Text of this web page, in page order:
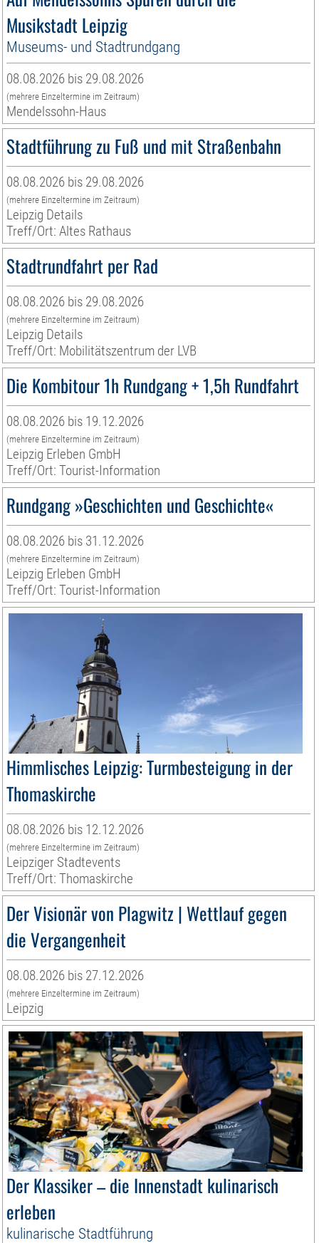
Musikstadt Leipzig
Museums- und Stadtrundgang
08.08.2026 bis 29.08.2026
(mehrere Einzeltermine im Zeitraum)
Mendelssohn-Haus
Stadtführung zu Fuß und mit Straßenbahn
08.08.2026 bis 29.08.2026
(mehrere Einzeltermine im Zeitraum)
Leipzig Details
Treff/Ort: Altes Rathaus
Stadtrundfahrt per Rad
08.08.2026 bis 29.08.2026
(mehrere Einzeltermine im Zeitraum)
Leipzig Details
Treff/Ort: Mobilitätszentrum der LVB
Die Kombitour 1h Rundgang + 1,5h Rundfahrt
08.08.2026 bis 19.12.2026
(mehrere Einzeltermine im Zeitraum)
Leipzig Erleben GmbH
Treff/Ort: Tourist-Information
Rundgang »Geschichten und Geschichte«
08.08.2026 bis 31.12.2026
(mehrere Einzeltermine im Zeitraum)
Leipzig Erleben GmbH
Treff/Ort: Tourist-Information
Himmlisches Leipzig: Turmbesteigung in der
Thomaskirche
08.08.2026 bis 12.12.2026
(mehrere Einzeltermine im Zeitraum)
Leipziger Stadtevents
Treff/Ort: Thomaskirche
Der Visionär von Plagwitz | Wettlauf gegen
die Vergangenheit
08.08.2026 bis 27.12.2026
(mehrere Einzeltermine im Zeitraum)
Leipzig
Der Klassiker – die Innenstadt kulinarisch
erleben
kulinarische Stadtführung